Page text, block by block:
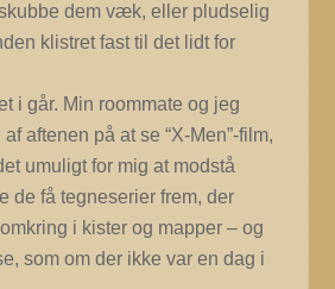
dem væk, eller pludselig
klistret fast til det lidt for
i går. Min roommate og jeg
aftenen på at se “X-Men”-film,
umuligt for mig at modstå
de få tegneserier frem, der
i kister og mapper – og
som om der ikke var en dag i